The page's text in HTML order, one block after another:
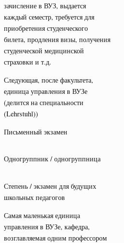
зачисление в ВУЗ, выдается
каждый семестр, требуется для
приобретения студенческого
билета, продления визы, получения
студенческой медицинской
страховки и т.д.
Следующая, после факультета,
единица управления в ВУЗе
(делится на специальности
(Lehrstuhl))
Письменный экзамен
Одногруппник / одногруппница
Степень / экзамен для будущих
школьных педагогов
Самая маленькая единица
управления в ВУЗе, кафедра,
возглавляемая одним профессором